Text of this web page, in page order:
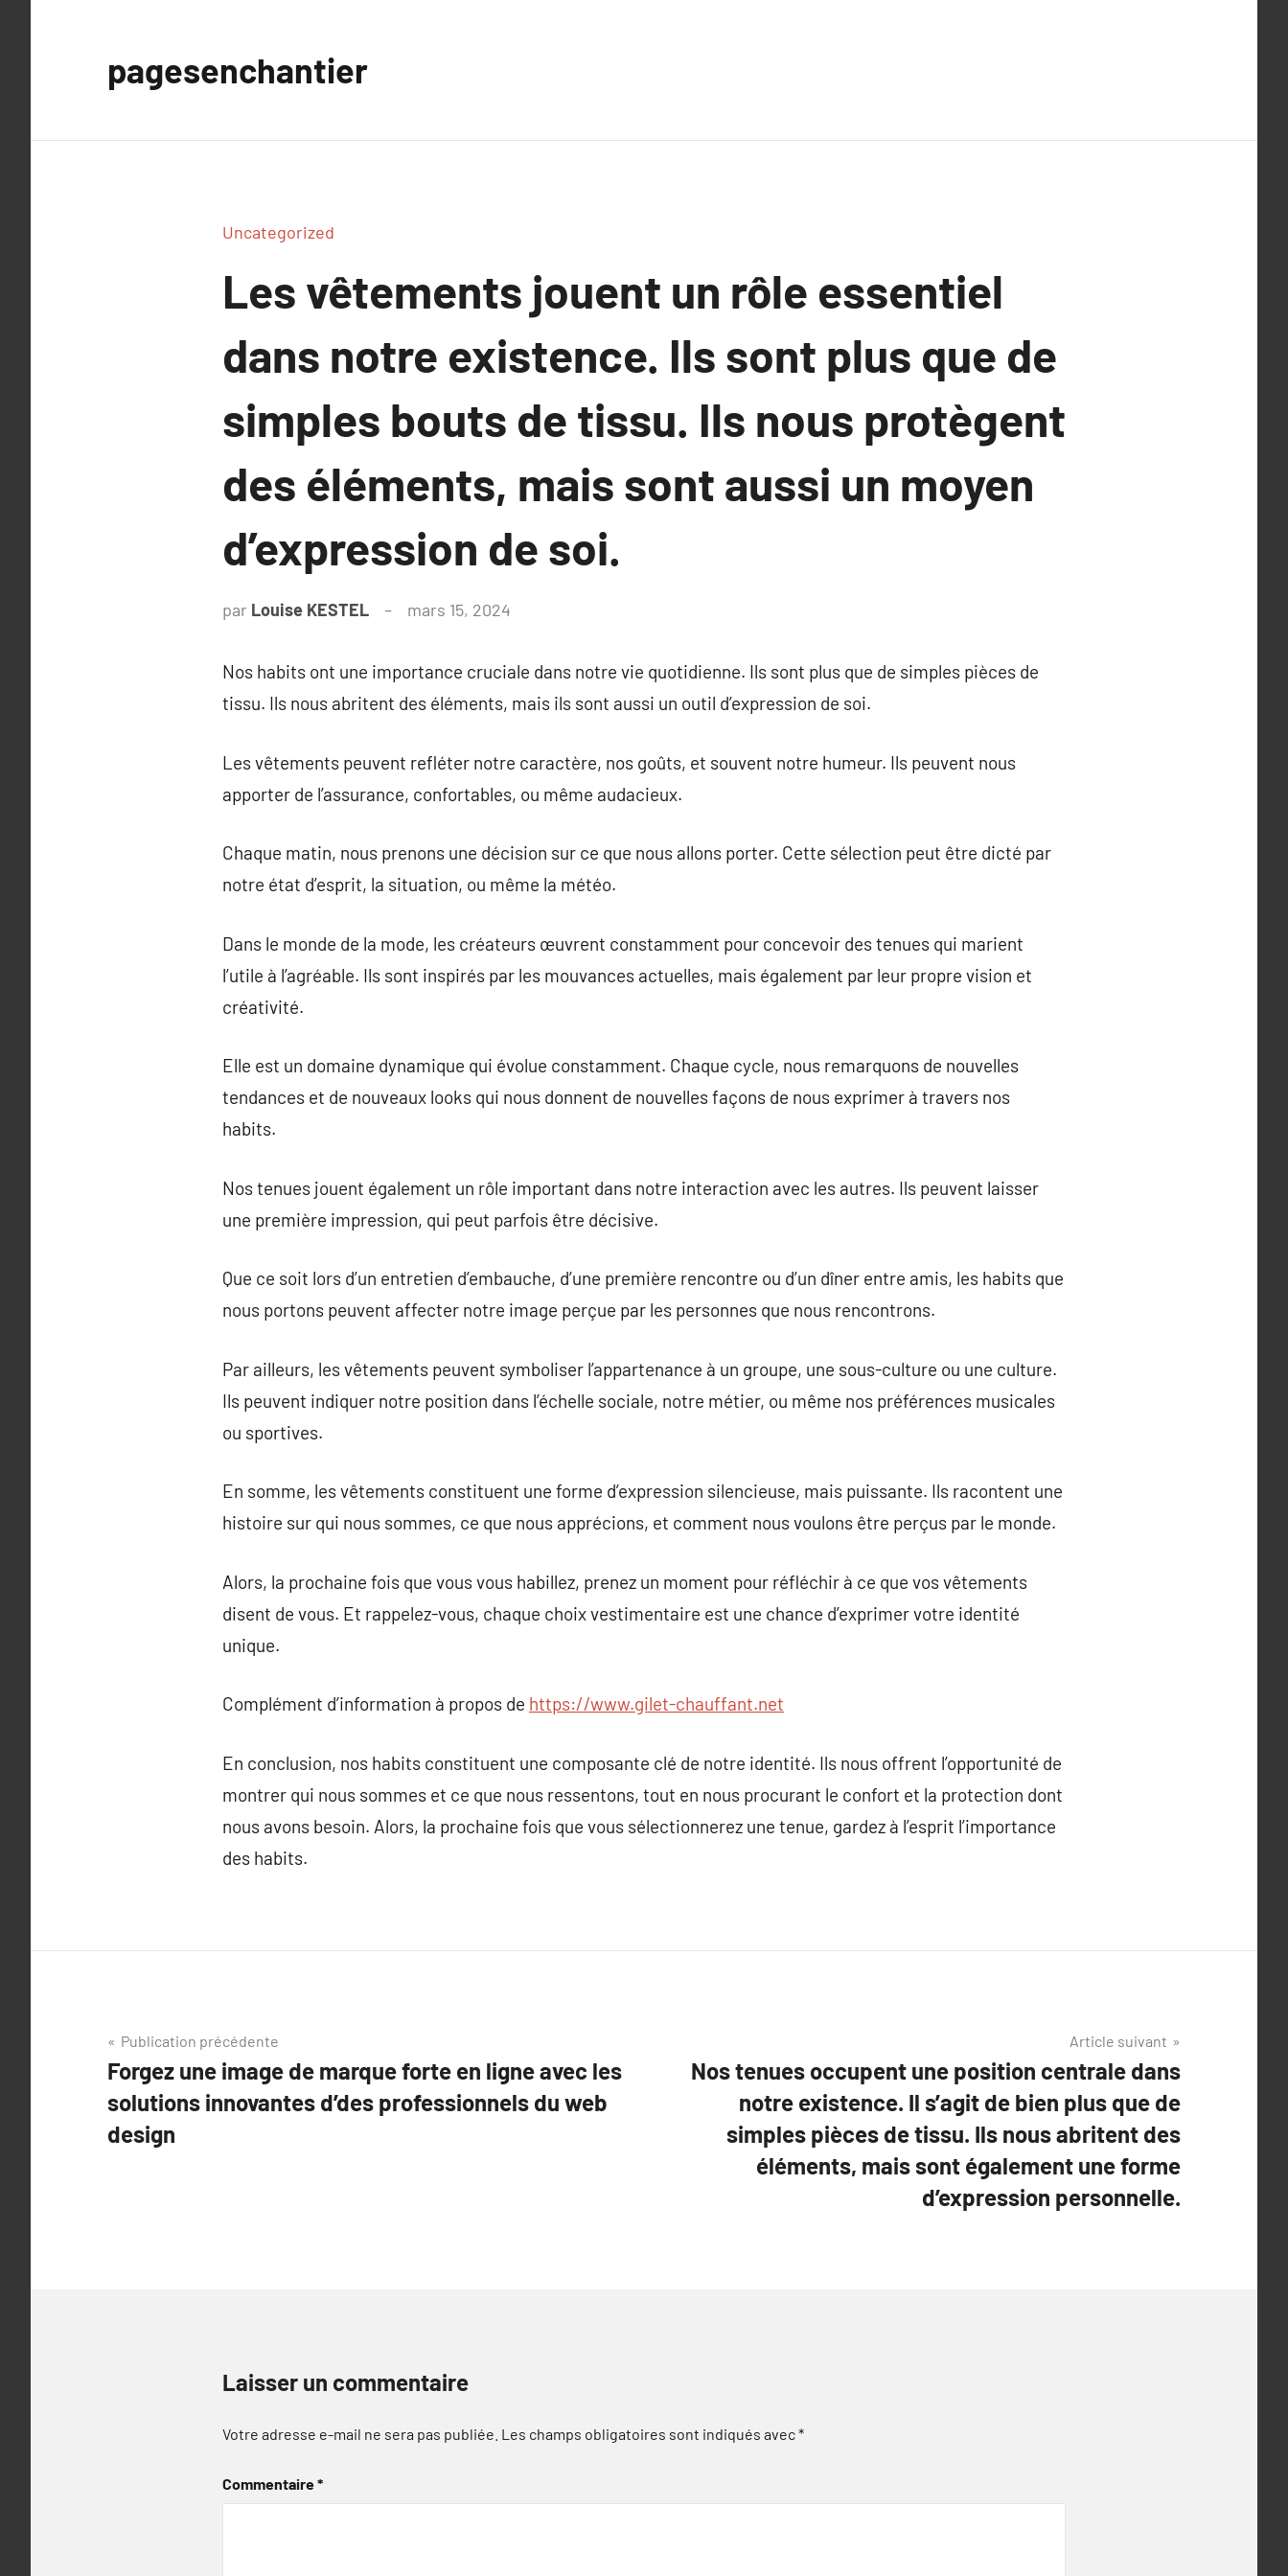
pagesenchantier
Uncategorized
Les vêtements jouent un rôle essentiel
dans notre existence. Ils sont plus que de
simples bouts de tissu. Ils nous protègent
des éléments, mais sont aussi un moyen
d’expression de soi.
par Louise KESTEL mars 15, 2024
Nos habits ont une importance cruciale dans notre vie quotidienne. Ils sont plus que de simples pièces de
tissu. Ils nous abritent des éléments, mais ils sont aussi un outil d’expression de soi.
Les vêtements peuvent refléter notre caractère, nos goûts, et souvent notre humeur. Ils peuvent nous
apporter de l’assurance, confortables, ou même audacieux.
Chaque matin, nous prenons une décision sur ce que nous allons porter. Cette sélection peut être dicté par
notre état d’esprit, la situation, ou même la météo.
Dans le monde de la mode, les créateurs œuvrent constamment pour concevoir des tenues qui marient
l’utile à l’agréable. Ils sont inspirés par les mouvances actuelles, mais également par leur propre vision et
créativité.
Elle est un domaine dynamique qui évolue constamment. Chaque cycle, nous remarquons de nouvelles
tendances et de nouveaux looks qui nous donnent de nouvelles façons de nous exprimer à travers nos
habits.
Nos tenues jouent également un rôle important dans notre interaction avec les autres. Ils peuvent laisser
une première impression, qui peut parfois être décisive.
Que ce soit lors d’un entretien d’embauche, d’une première rencontre ou d’un dîner entre amis, les habits que
nous portons peuvent affecter notre image perçue par les personnes que nous rencontrons.
Par ailleurs, les vêtements peuvent symboliser l’appartenance à un groupe, une sous-culture ou une culture.
Ils peuvent indiquer notre position dans l’échelle sociale, notre métier, ou même nos préférences musicales
ou sportives.
En somme, les vêtements constituent une forme d’expression silencieuse, mais puissante. Ils racontent une
histoire sur qui nous sommes, ce que nous apprécions, et comment nous voulons être perçus par le monde.
Alors, la prochaine fois que vous vous habillez, prenez un moment pour réfléchir à ce que vos vêtements
disent de vous. Et rappelez-vous, chaque choix vestimentaire est une chance d’exprimer votre identité
unique.
Complément d’information à propos de https://www.gilet-chauffant.net
En conclusion, nos habits constituent une composante clé de notre identité. Ils nous offrent l’opportunité de
montrer qui nous sommes et ce que nous ressentons, tout en nous procurant le confort et la protection dont
nous avons besoin. Alors, la prochaine fois que vous sélectionnerez une tenue, gardez à l’esprit l’importance
des habits.
Navigation
de
l’article
Publication précédente
Forgez une image de marque forte en ligne avec les
solutions innovantes d’des professionnels du web
design
Article suivant
Nos tenues occupent une position centrale dans
notre existence. Il s’agit de bien plus que de
simples pièces de tissu. Ils nous abritent des
éléments, mais sont également une forme
d’expression personnelle.
Laisser un commentaire
Votre adresse e-mail ne sera pas publiée. Les champs obligatoires sont indiqués avec*
Commentaire*